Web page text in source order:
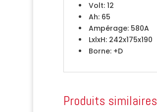
Volt:12
Ah:65
Ampérage:580A
LxlxH:242x175x190
Borne:+D
Produits similaires